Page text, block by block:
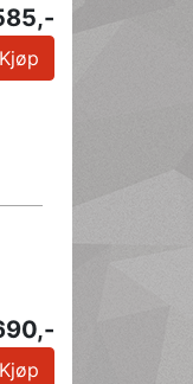
Kjøp
Kjøp